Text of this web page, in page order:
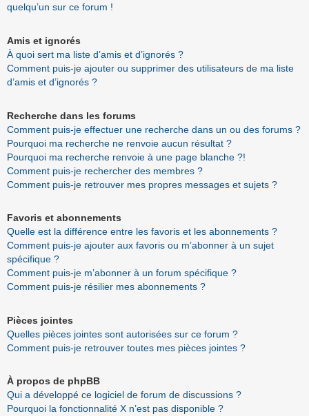
quelqu’un sur ce forum !
Amis et ignorés
À quoi sert ma liste d’amis et d’ignorés ?
Comment puis-je ajouter ou supprimer des utilisateurs de ma liste
d’amis et d’ignorés ?
Recherche dans les forums
Comment puis-je effectuer une recherche dans un ou des forums ?
Pourquoi ma recherche ne renvoie aucun résultat ?
Pourquoi ma recherche renvoie à une page blanche ?!
Comment puis-je rechercher des membres ?
Comment puis-je retrouver mes propres messages et sujets ?
Favoris et abonnements
Quelle est la différence entre les favoris et les abonnements ?
Comment puis-je ajouter aux favoris ou m’abonner à un sujet
spécifique ?
Comment puis-je m’abonner à un forum spécifique ?
Comment puis-je résilier mes abonnements ?
Pièces jointes
Quelles pièces jointes sont autorisées sur ce forum ?
Comment puis-je retrouver toutes mes pièces jointes ?
À propos de phpBB
Qui a développé ce logiciel de forum de discussions ?
Pourquoi la fonctionnalité X n’est pas disponible ?